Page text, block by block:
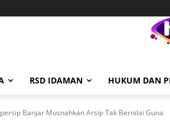
RSD IDAMAN HUKUM DAN
Banjar Musnahkan Arsip Tak Bernilai Guna